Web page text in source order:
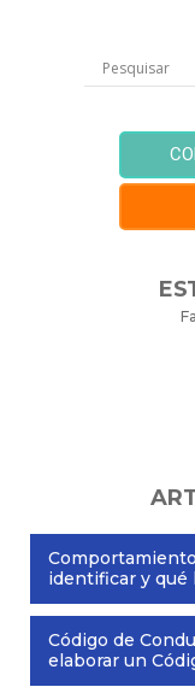
identificar y qué
Código de
elaborar un